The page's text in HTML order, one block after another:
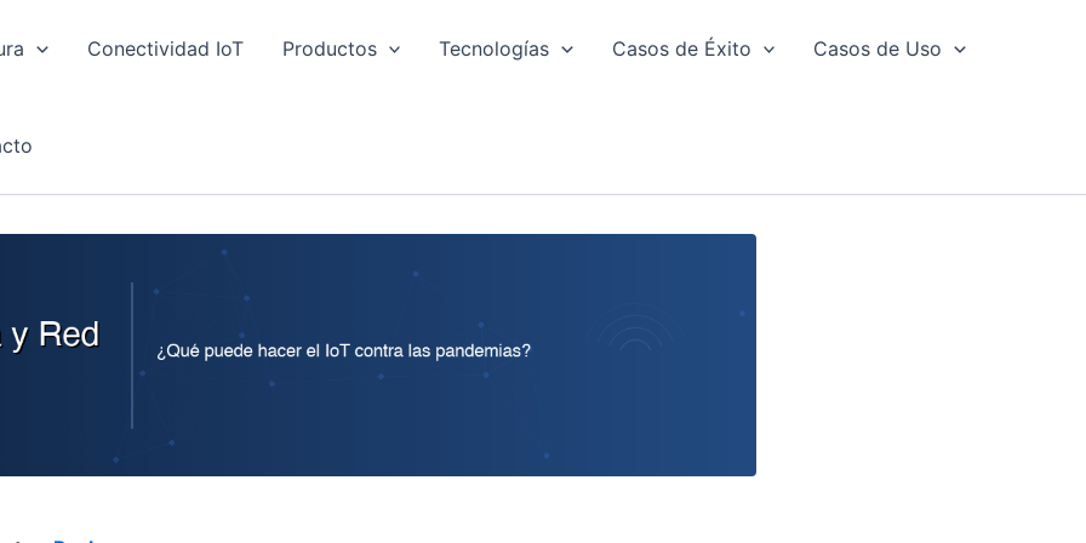
Conectividad IoT Productos Tecnologías Casos de Éxito Casos de Uso